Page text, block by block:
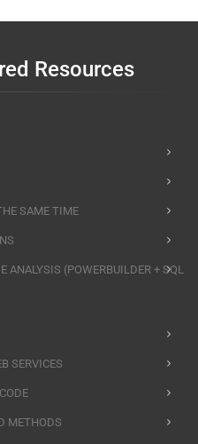
Resources
SAME TIME
ANALYSIS (POWERBUILDER + SQL
SERVICES
METHODS